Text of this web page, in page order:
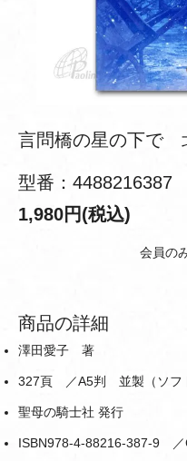
言問橋の星の下で
型番：4488216387
1,980円(税込)
会員の
商品の詳細
澤田愛子 著
327頁 ／A5判 並製（ソフ
聖母の騎士社 発行
ISBN978-4-88216-387-9 ／